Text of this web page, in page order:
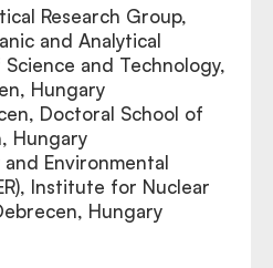
Research Group,
and Analytical
and Technology,
Hungary
Doctoral School of
Hungary
Environmental
Institute for Nuclear
Hungary